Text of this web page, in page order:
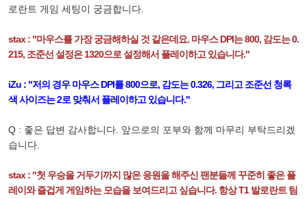
로란트 게임 세팅이 궁금합니다.
stax : "마우스를 가장 궁금해하실 것 같은데요. 마우스 DPI는 800, 감도는 0.
215, 조준선 설정은 1320으로 설정해서 플레이하고 있습니다."
iZu : "저의 경우 마우스 DPI를 800으로, 감도는 0.326, 그리고 조준선 청록
색 사이즈는 2로 맞춰서 플레이하고 있습니다."
Q : 좋은 답변 감사합니다. 앞으로의 포부와 함께 마무리 부탁드리겠
습니다.
stax : "첫 우승을 거두기까지 많은 응원을 해주신 팬분들께 꾸준히 좋은 플
레이와 즐겁게 게임하는 모습을 보여드리고 싶습니다. 항상 T1 발로란트 팀